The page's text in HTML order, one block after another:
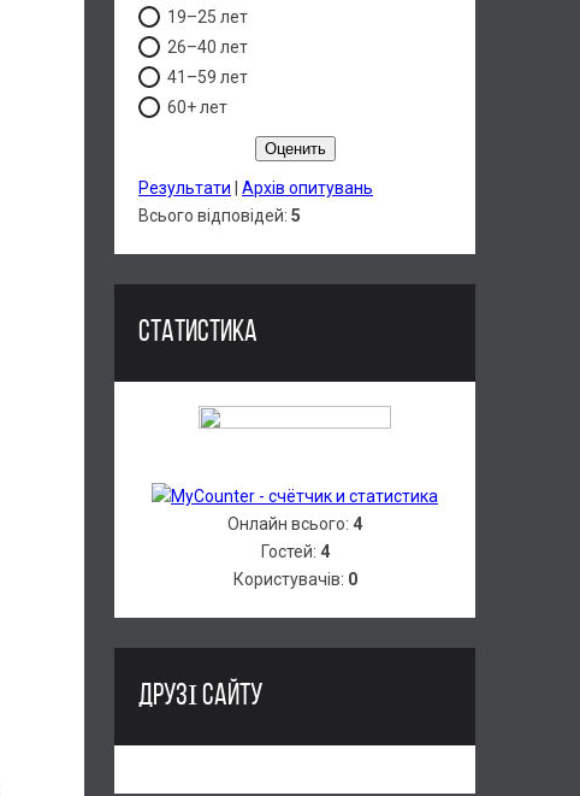
19–25 лет
26–40 лет
41–59 лет
60+ лет
Результати
Архів опитувань
Всього відповідей: 5
СТАТИСТИКА
Онлайн всього: 4
Гостей: 4
Користувачів: 0
ДРУЗІ САЙТУ